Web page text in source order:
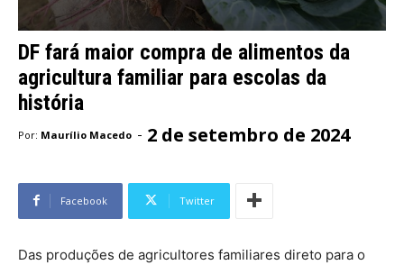
DF fará maior compra de alimentos da
agricultura familiar para escolas da
história
Por: Maurílio Macedo - 2 de setembro de 2024
Facebook Twitter
Das produções de agricultores familiares direto para o